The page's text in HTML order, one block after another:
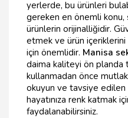
yerlerde, bu ürünleri
gereken en önemli konu,
ürünlerin orijinalliğidir.
etmek ve ürün içeriklerini
için önemlidir. Manisa
daima kaliteyi ön planda
kullanmadan önce
okuyun ve tavsiye edilen
hayatınıza renk katmak
faydalanabilirsiniz.